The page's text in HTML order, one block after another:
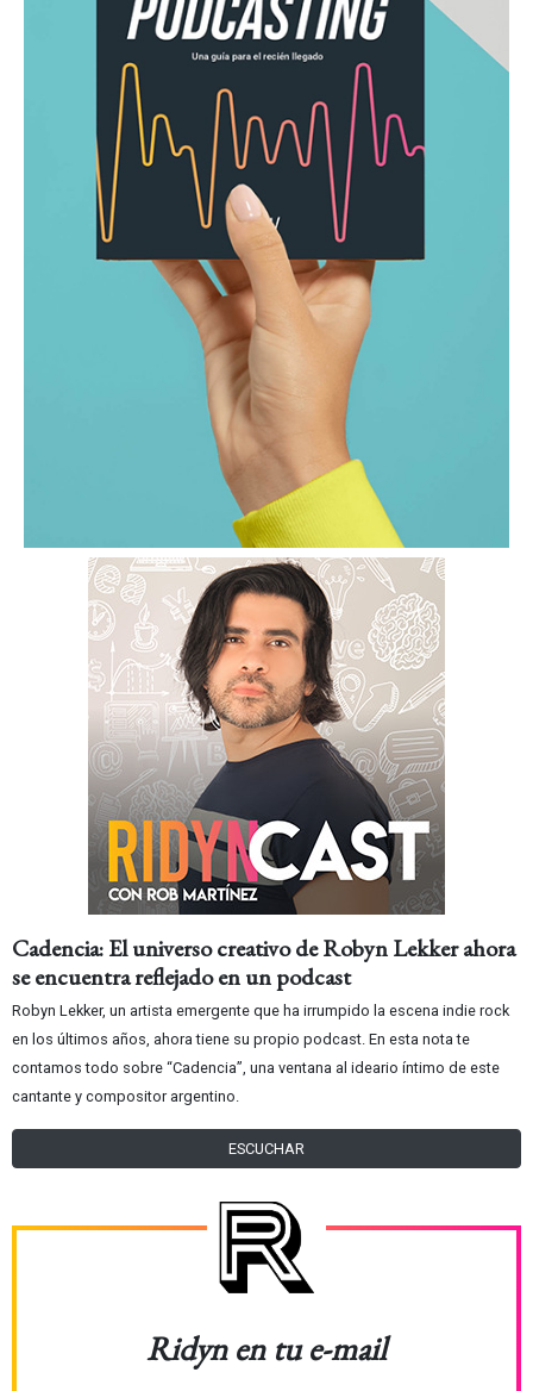
Cadencia: El universo creativo de Robyn Lekker ahora
se encuentra reflejado en un podcast
Robyn Lekker, un artista emergente que ha irrumpido la escena indie rock
en los últimos años, ahora tiene su propio podcast. En esta nota te
contamos todo sobre “Cadencia”, una ventana al ideario íntimo de este
cantante y compositor argentino.
ESCUCHAR
Ridyn en tu e-mail